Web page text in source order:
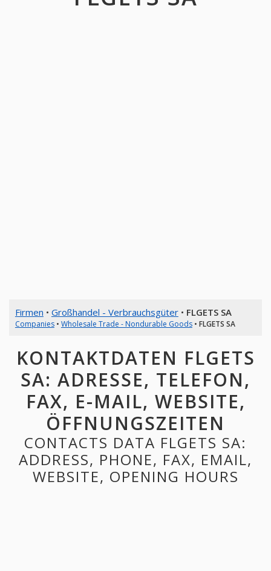
Firmen • Großhandel - Verbrauchsgüter• FLGETS SA
Companies• Wholesale Trade - Nondurable Goods• FLGETS SA
KONTAKTDATEN FLGETS
SA: ADRESSE, TELEFON,
FAX, E-MAIL, WEBSITE,
ÖFFNUNGSZEITEN
CONTACTS DATA FLGETS SA:
ADDRESS, PHONE, FAX, EMAIL,
WEBSITE, OPENING HOURS